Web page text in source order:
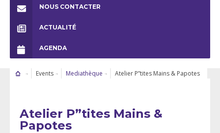
NOUS CONTACTER
ACTUALITÉ
AGENDA
Events Mediathèque Atelier P”tites Mains & Papotes
Atelier P”tites Mains &
Papotes